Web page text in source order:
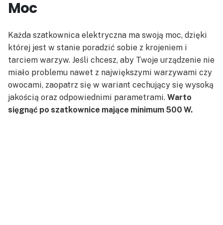
Moc
Każda szatkownica elektryczna ma swoją moc, dzięki
której jest w stanie poradzić sobie z krojeniem i
tarciem warzyw. Jeśli chcesz, aby Twoje urządzenie nie
miało problemu nawet z największymi warzywami czy
owocami, zaopatrz się w wariant cechujący się wysoką
jakością oraz odpowiednimi parametrami. Warto
sięgnąć po szatkownice mające minimum 500 W.